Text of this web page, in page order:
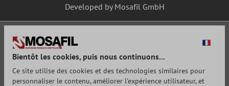
Developed by Mosafil GmbH
Bientôt les cookies, puis nous continuons...
Ce site utilise des cookies et des technologies similaires pour
personnaliser le contenu, améliorer l'expérience utilisateur, et